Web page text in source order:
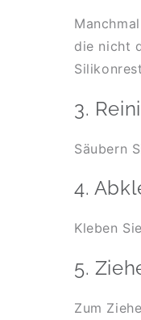
die nicht
3.
Säubern
4.
Kleben
5.
Zum